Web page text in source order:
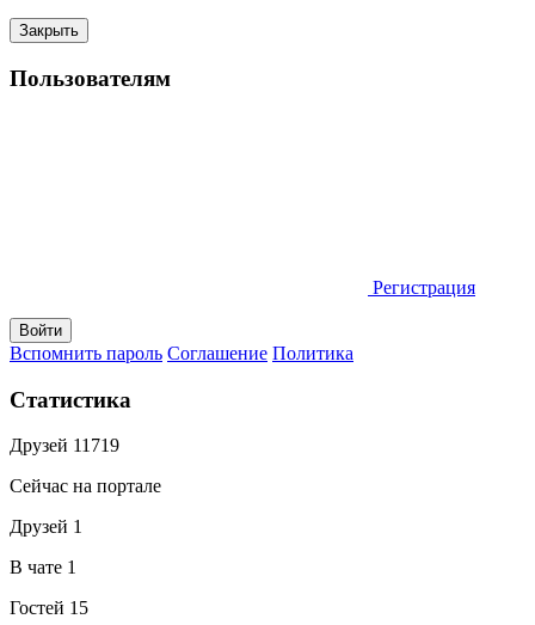
Закрыть
Пользователям
Регистрация
Вспомнить пароль Соглашение Политика
Статистика
Друзей 11719
Сейчас на портале
Друзей 1
В чате 1
Гостей 15